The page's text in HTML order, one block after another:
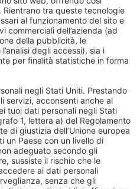
Pure | Opaco, 100 x 120
le direzioni